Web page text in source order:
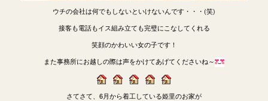
ウチの会社は何でもしないといけないんです・・・(笑)
接客も電話もイス組み立ても完璧にこなしてくれる
笑顔のかわいい女の子です！
また事務所にお越しの際は声をかけてあげてくださいね～
さてさて、6月から着工している姫里のお家が